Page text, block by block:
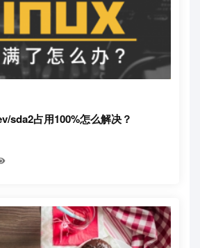
sda2占用100%怎么解决？